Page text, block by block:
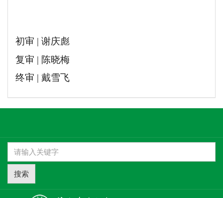
初审 | 谢庆彪
复审 | 陈晓梅
终审 | 戴雪飞
搜索